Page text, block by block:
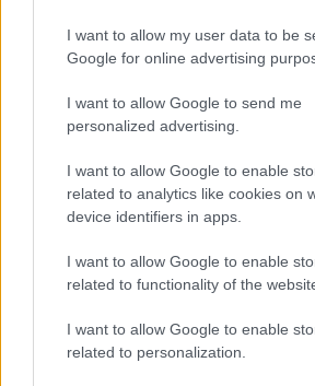
I want to allow my user data to be
Google for online advertising
I want to allow Google to send me
personalized advertising.
I want to allow Google to enable
related to analytics like cookies on
device identifiers in apps.
I want to allow Google to enable
related to functionality of the
I want to allow Google to enable
related to personalization.
Mark Millar nem kispályás alak a
műfajában, az ő nevéhez fűződik a
Man Logant, ennek a magyar
nemrégiben a Kingpin kiadó